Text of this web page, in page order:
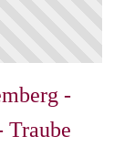
-
Traube